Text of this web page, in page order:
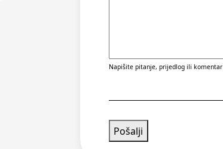
Napišite pitanje, prijedlog ili komentar